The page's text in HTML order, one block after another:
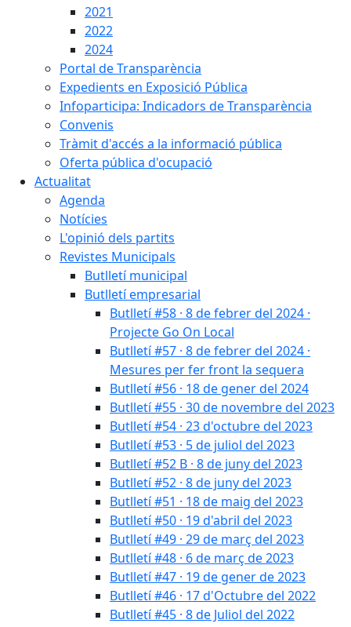
2021
2022
2024
Portal de Transparència
Expedients en Exposició Pública
Infoparticipa: Indicadors de Transparència
Convenis
Tràmit d'accés a la informació pública
Oferta pública d'ocupació
Actualitat
Agenda
Notícies
L'opinió dels partits
Revistes Municipals
Butlletí municipal
Butlletí empresarial
Butlletí #58 · 8 de febrer del 2024 ·
Projecte Go On Local
Butlletí #57 · 8 de febrer del 2024 ·
Mesures per fer front la sequera
Butlletí #56 · 18 de gener del 2024
Butlletí #55 · 30 de novembre del 2023
Butlletí #54 · 23 d'octubre del 2023
Butlletí #53 · 5 de juliol del 2023
Butlletí #52 B · 8 de juny del 2023
Butlletí #52 · 8 de juny del 2023
Butlletí #51 · 18 de maig del 2023
Butlletí #50 · 19 d'abril del 2023
Butlletí #49 · 29 de març del 2023
Butlletí #48 · 6 de març de 2023
Butlletí #47 · 19 de gener de 2023
Butlletí #46 · 17 d'Octubre del 2022
Butlletí #45 · 8 de Juliol del 2022